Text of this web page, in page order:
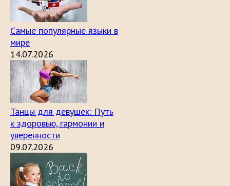
Самые популярные языки в
мире
14.07.2026
Танцы для девушек: Путь
к здоровью, гармонии и
уверенности
09.07.2026